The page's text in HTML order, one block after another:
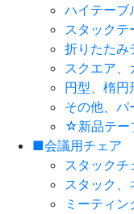
ハイテーブ
スタックテ
折りたたみ
スクエア、
円型、楕円
その他、パ
☆新品テー
■会議用チェア
スタックチ
スタック、
ミーティン